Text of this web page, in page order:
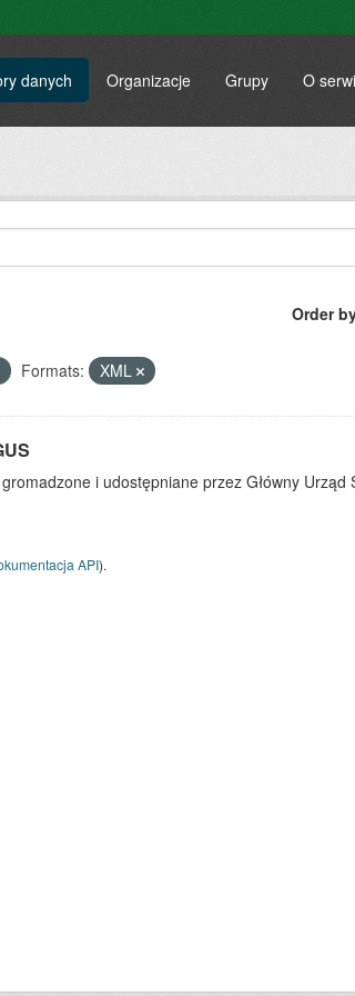
danych Organizacje Grupy O
Order
Formats: XML
i udostępniane przez Główny Urząd
API).